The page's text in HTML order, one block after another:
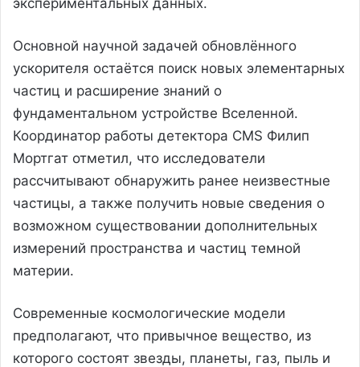
Основной научной задачей обновлённого
ускорителя остаётся поиск новых элементарных
частиц и расширение знаний о
фундаментальном устройстве Вселенной.
Координатор работы детектора CMS Филип
Мортгат отметил, что исследователи
рассчитывают обнаружить ранее неизвестные
частицы, а также получить новые сведения о
возможном существовании дополнительных
измерений пространства и частиц темной
материи.
Современные космологические модели
предполагают, что привычное вещество, из
которого состоят звезды, планеты, газ, пыль и